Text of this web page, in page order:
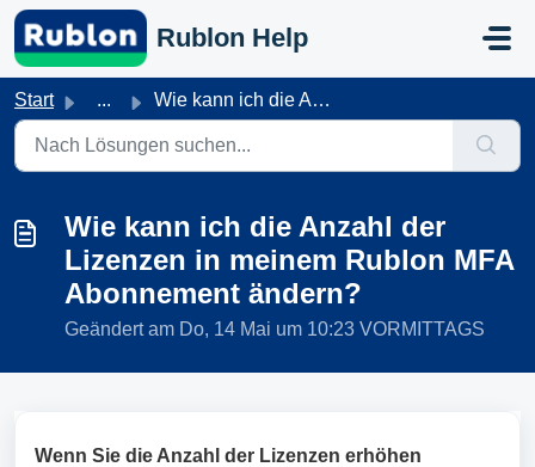
Zum hauptsächlichen Inhalt gehen
Rublon Help
Start ... Wie kann ich die Anzahl der Lizenzen in meinem Rublon MFA...
Wie kann ich die Anzahl der
Lizenzen in meinem Rublon MFA
Abonnement ändern?
Geändert am Do, 14 Mai um 10:23 VORMITTAGS
Wenn Sie die Anzahl der Lizenzen erhöhen